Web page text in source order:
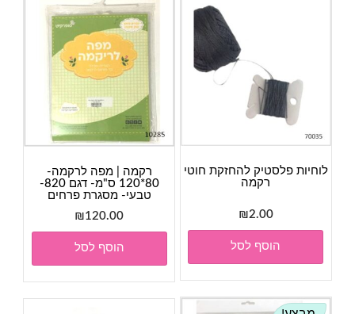
לוחיות פלסטיק להחזקת חוטי
רקמה
₪2.00
הוסף לסל
רקמה | מפה לרקמה-
80*120 ס"מ- דגם 820-
טבעי- מסגרת פרחים
₪120.00
הוסף לסל